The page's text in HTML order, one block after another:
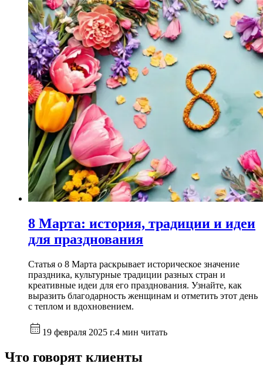
8 Марта: история, традиции и идеи
для празднования
Статья о 8 Марта раскрывает историческое значение
праздника, культурные традиции разных стран и
креативные идеи для его празднования. Узнайте, как
выразить благодарность женщинам и отметить этот день
с теплом и вдохновением.
19 февраля 2025 г.4 мин читать
Что говорят клиенты